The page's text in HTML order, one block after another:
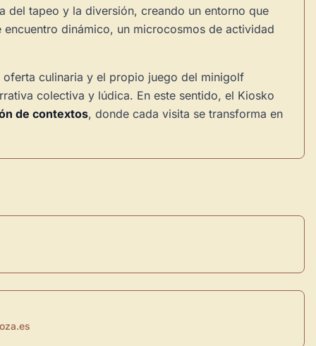
del tapeo y la diversión, creando un entorno que
dinámico, un microcosmos de actividad
culinaria y el propio juego del minigolf
colectiva y lúdica. En este sentido, el Kiosko
de contextos, donde cada visita se transforma en